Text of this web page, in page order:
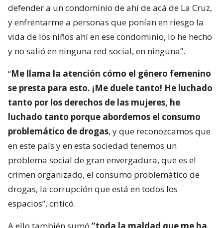
defender a un condominio de ahí de acá de La Cruz,
y enfrentarme a personas que ponían en riesgo la
vida de los niños ahí en ese condominio, lo he hecho
y no salió en ninguna red social, en ninguna”.
“Me llama la atención cómo el género femenino
se presta para esto. ¡Me duele tanto! He luchado
tanto por los derechos de las mujeres, he
luchado tanto porque abordemos el consumo
problemático de drogas, y que reconozcamos que
en este país y en esta sociedad tenemos un
problema social de gran envergadura, que es el
crimen organizado, el consumo problemático de
drogas, la corrupción que está en todos los
espacios”, criticó.